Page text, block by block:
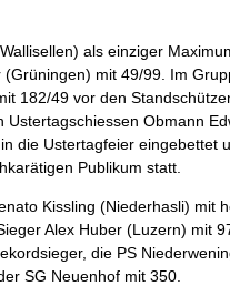
als einziger
mit 49/99. Im
182/49 vor den
Ustertagschiessen Obmann
die Ustertagfeier eingebettet
Publikum statt.
Kissling (Niederhasli) mit
Alex Huber (Luzern) mit
die PS
SG Neuenhof mit 350.